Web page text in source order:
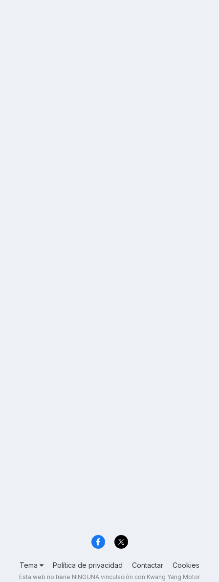
Tema Política de privacidad Contactar Cookies
Esta web no tiene NINGUNA vinculación con Kwang Yang Motor